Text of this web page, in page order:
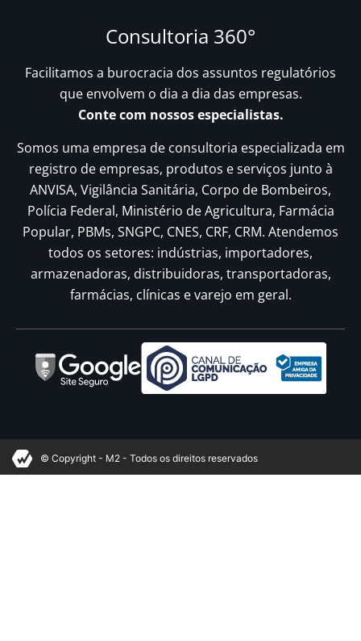
Consultoria 360°
Facilitamos a burocracia dos assuntos regulatórios
que envolvem o dia a dia das empresas.
Conte com nossos especialistas.
Somos uma empresa de consultoria especializada em
registro de empresas, produtos e serviços junto à
ANVISA, Vigilância Sanitária, Corpo de Bombeiros,
Polícia Federal, Ministério de Agricultura, Farmácia
Popular, PBMs, SNGPC, CNES, CRF, CRM. Atendemos
todos os setores: indústrias, importadores,
armazenadoras, distribuidoras, transportadoras,
farmácias, clínicas e varejo em geral.
© Copyright - M2 - Todos os direitos reservados